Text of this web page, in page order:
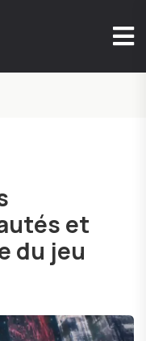
et
du jeu